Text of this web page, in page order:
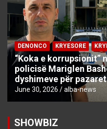
DENONCO KRYESORE
“Koka e korrupsionit”
policisë Mariglen
dyshimeve për
June 30, 2026 alba-news
SHOWBIZ